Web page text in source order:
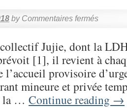
by Commentaires fermés
Jujie, dont la
[1], il revient à
l’accueil provisoire
mineure et privée
la … Continue reading →